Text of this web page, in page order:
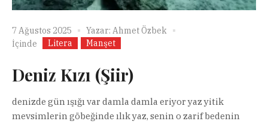
7 Ağustos 2025 Yazar: Ahmet Özbek
İçinde
Litera Manşet
Deniz Kızı (Şiir)
denizde gün ışığı var damla damla eriyor yaz yitik
mevsimlerin göbeğinde ılık yaz, senin o zarif bedenin